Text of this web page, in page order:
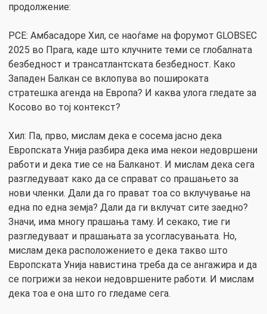
продолжение:
РСЕ: Амбасадоре Хил, се наоѓаме на форумот GLOBSEC
2025 во Прага, каде што клучните теми се глобалната
безбедност и трансатлантската безбедност. Како
Западен Балкан се вклопува во пошироката
стратешка агенда на Европа? И каква улога гледате за
Косово во тој контекст?
Хил: Па, прво, мислам дека е сосема јасно дека
Европската Унија разбира дека има некои недовршени
работи и дека тие се на Балканот. И мислам дека сега
разгледуваат како да се справат со прашањето за
нови членки. Дали да го прават тоа со вклучување на
една по една земја? Дали да ги вклучат сите заедно?
Значи, има многу прашања таму. И секако, тие ги
разгледуваат и прашањата за усогласувањата. Но,
мислам дека расположението е дека такво што
Европската Унија навистина треба да се ангажира и да
се погрижи за некои недовршените работи. И мислам
дека тоа е она што го гледаме сега.